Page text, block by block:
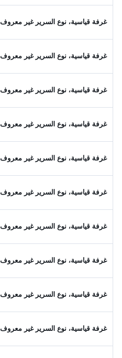
غرفة قياسية، نوع السرير غير معروف
غرفة قياسية، نوع السرير غير معروف
غرفة قياسية، نوع السرير غير معروف
غرفة قياسية، نوع السرير غير معروف
غرفة قياسية، نوع السرير غير معروف
غرفة قياسية، نوع السرير غير معروف
غرفة قياسية، نوع السرير غير معروف
غرفة قياسية، نوع السرير غير معروف
غرفة قياسية، نوع السرير غير معروف
غرفة قياسية، نوع السرير غير معروف